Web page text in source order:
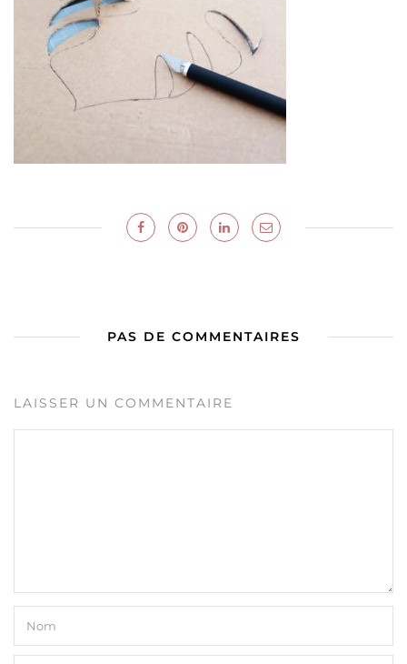
PAS DE COMMENTAIRES
LAISSER UN COMMENTAIRE